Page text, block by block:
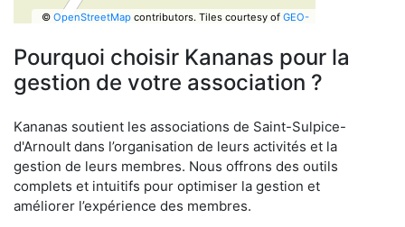
© OpenStreetMapcontributors. Tiles courtesy of GEO-
Pourquoi choisir Kananas pour la
gestion de votre association ?
Kananas soutient les associations de Saint-Sulpice-
d'Arnoult dans l’organisation de leurs activités et la
gestion de leurs membres. Nous offrons des outils
complets et intuitifs pour optimiser la gestion et
améliorer l’expérience des membres.